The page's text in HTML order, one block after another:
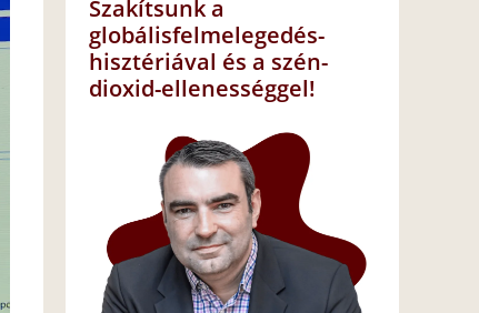
Szakítsunk a
globálisfelmelegedés-
hisztériával és a szén-
dioxid-ellenességgel!